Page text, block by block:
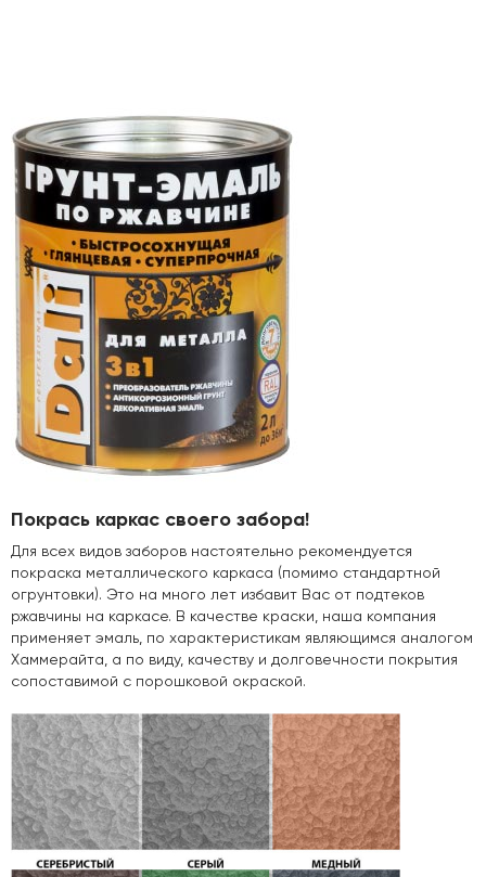
Покрась каркас своего забора!
Для всех видов заборов настоятельно рекомендуется
покраска металлического каркаса (помимо стандартной
огрунтовки). Это на много лет избавит Вас от подтеков
ржавчины на каркасе. В качестве краски, наша компания
применяет эмаль, по характеристикам являющимся аналогом
Хаммерайта, а по виду, качеству и долговечности покрытия
сопоставимой с порошковой окраской.